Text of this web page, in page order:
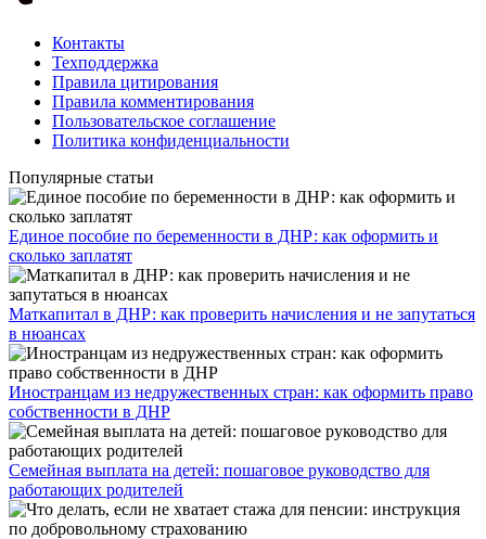
Контакты
Техподдержка
Правила цитирования
Правила комментирования
Пользовательское соглашение
Политика конфиденциальности
Популярные статьи
Единое пособие по беременности в ДНР: как оформить и
сколько заплатят
​Маткапитал в ДНР: как проверить начисления и не запутаться
в нюансах
Иностранцам из недружественных стран: как оформить право
собственности в ДНР
Семейная выплата на детей: пошаговое руководство для
работающих родителей